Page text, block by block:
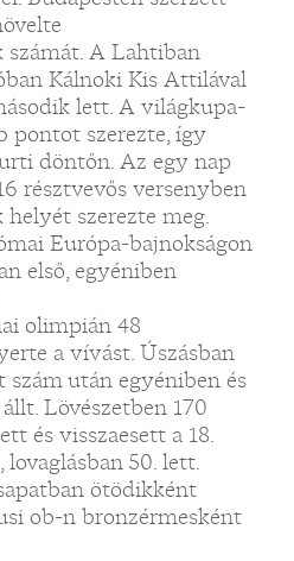
A Lahtiban
Kálnoki Kis Attilával
lett. A világkupa-
pontot szerezte, így
döntőn. Az egy nap
résztvevős versenyben
szerezte meg.
Európa-bajnokságon
első, egyéniben
olimpián 48
a vívást. Úszásban
után egyéniben és
Lövészetben 170
és visszaesett a 18.
50. lett.
ötödikként
ob-n bronzérmesként